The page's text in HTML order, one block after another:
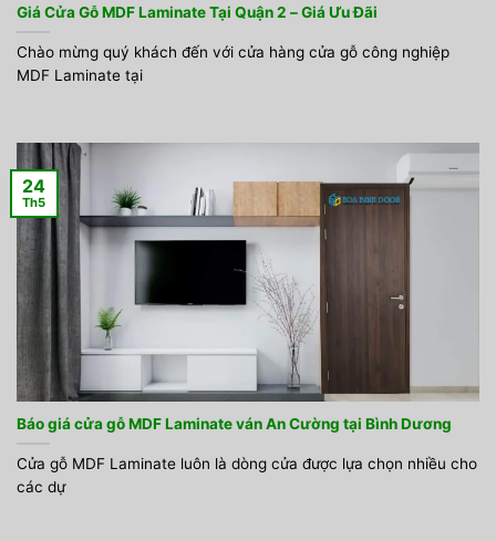
Giá Cửa Gỗ MDF Laminate Tại Quận 2 – Giá Ưu Đãi
Chào mừng quý khách đến với cửa hàng cửa gỗ công nghiệp
MDF Laminate tại
Báo giá cửa gỗ MDF Laminate ván An Cường tại Bình Dương
Cửa gỗ MDF Laminate luôn là dòng cửa được lựa chọn nhiều cho
các dự
24
Th5